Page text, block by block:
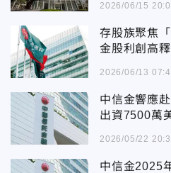
2026/06/15
存股族聚焦
金股利創高
2026/06/13
中信金響應
出資7500萬
2026/05/22
中信金2025